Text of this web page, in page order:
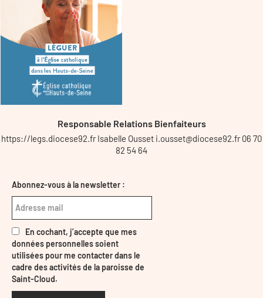
Responsable Relations Bienfaiteurs
https://legs.diocese92.fr Isabelle Ousset i.ousset@diocese92.fr 06 70
82 54 64
Abonnez-vous à la newsletter :
En cochant, j’accepte que mes
données personnelles soient
utilisées pour me contacter dans le
cadre des activités de la paroisse de
Saint-Cloud.